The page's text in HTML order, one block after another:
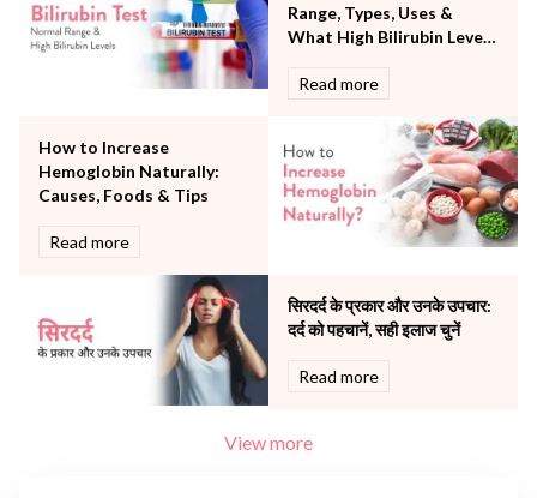
Urology
Water Birthing
Range, Types, Uses &
What High Bilirubin Levels
Read more
How to Increase
Hemoglobin Naturally:
Causes, Foods & Tips
Read more
सिरदर्द के प्रकार और उनके उपचार:
दर्द को पहचानें, सही इलाज चुनें
Read more
View more